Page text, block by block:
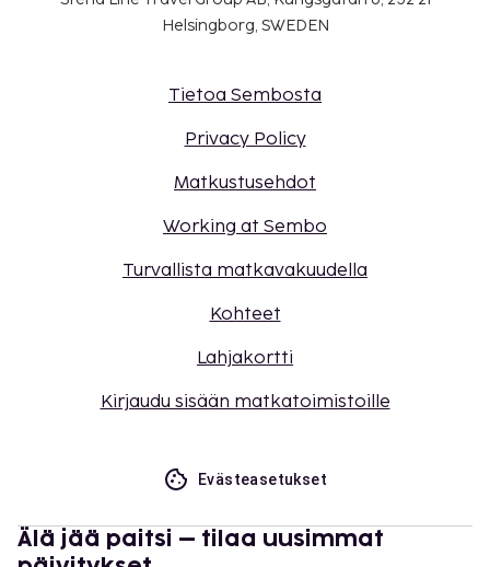
Helsingborg, SWEDEN
Tietoa Sembosta
Privacy Policy
Matkustusehdot
Working at Sembo
Turvallista matkavakuudella
Kohteet
Lahjakortti
Kirjaudu sisään matkatoimistoille
Evästeasetukset
Älä jää paitsi – tilaa uusimmat